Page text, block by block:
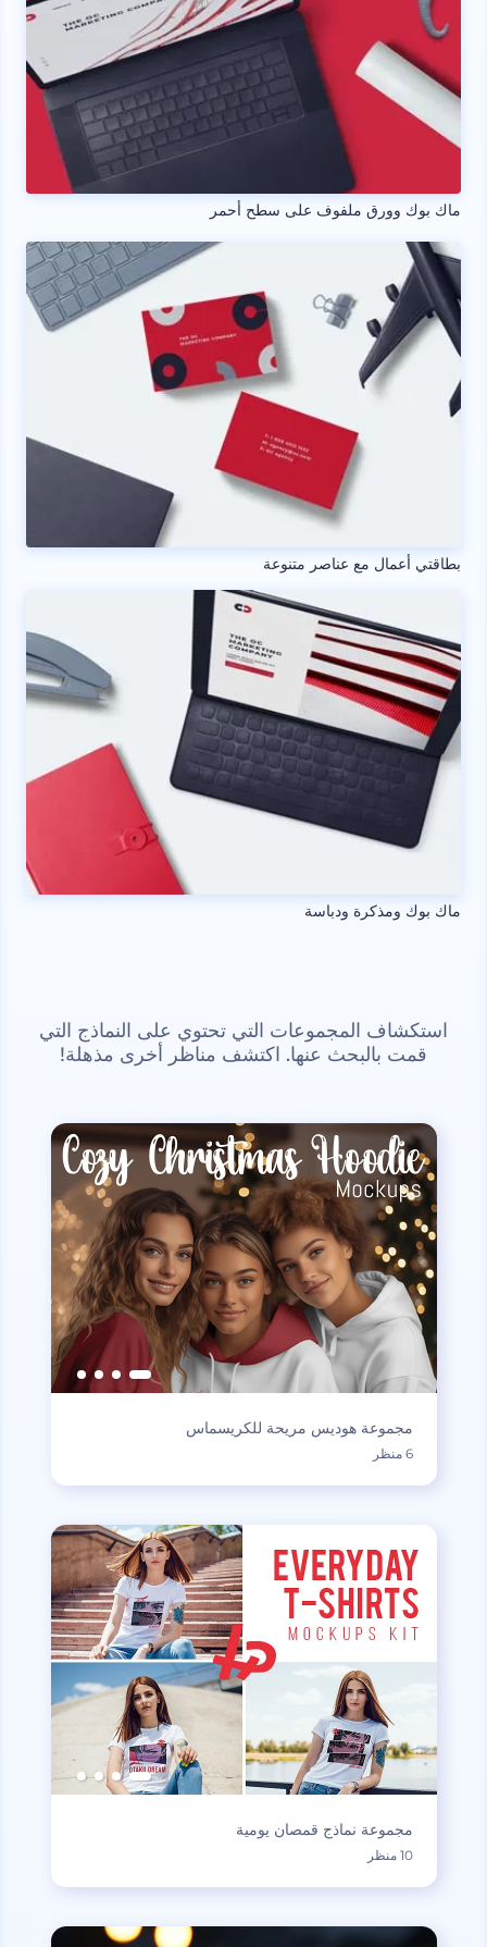
ماك بوك وورق ملفوف على سطح أحمر
بطاقتي أعمال مع عناصر متنوعة
ماك بوك ومذكرة ودباسة
استكشاف المجموعات التي تحتوي على النماذج التي
قمت بالبحث عنها. اكتشف مناظر أخرى مذهلة!
مجموعة هوديس مريحة للكريسماس
6 منظر
مجموعة نماذج قمصان يومية
10 منظر